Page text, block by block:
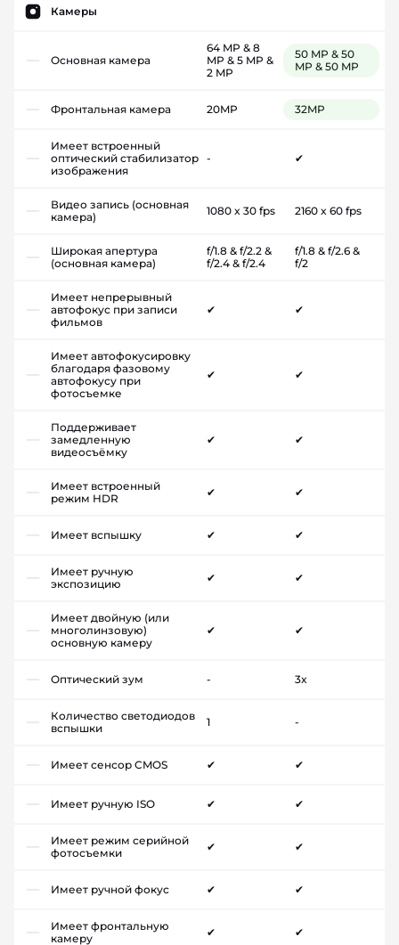
Камеры
Основная камера
64 MP & 8
MP & 5 MP &
2 MP
50 MP & 50
MP & 50 MP
Фронтальная камера 20MP 32MP
Имеет встроенный
оптический стабилизатор
изображения
- ✔
Видео запись (основная
камера)
1080 x 30 fps 2160 x 60 fps
Широкая апертура
(основная камера)
f/1.8 & f/2.2 &
f/2.4 & f/2.4
f/1.8 & f/2.6 &
f/2
Имеет непрерывный
автофокус при записи
фильмов
✔ ✔
Имеет автофокусировку
благодаря фазовому
автофокусу при
фотосъемке
✔ ✔
Поддерживает
замедленную
видеосъёмку
✔ ✔
Имеет встроенный
режим HDR
✔ ✔
Имеет вспышку ✔ ✔
Имеет ручную
экспозицию
✔ ✔
Имеет двойную (или
многолинзовую)
основную камеру
✔ ✔
Оптический зум - 3x
Количество светодиодов
вспышки
1 -
Имеет сенсор CMOS ✔ ✔
Имеет ручную ISO ✔ ✔
Имеет режим серийной
фотосъемки
✔ ✔
Имеет ручной фокус ✔ ✔
Имеет фронтальную
камеру
✔ ✔